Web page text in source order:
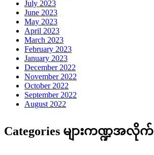
July 2023
June 2023
May 2023
April 2023
March 2023
February 2023
January 2023
December 2022
November 2022
October 2022
September 2022
August 2022
Categories များကဏ္ဍအလိုက်